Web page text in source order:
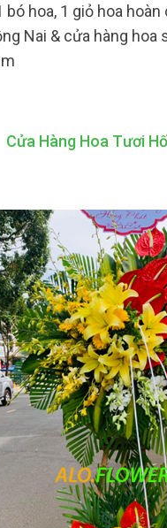
bó hoa, 1 giỏ hoa
Nai & cửa hàng hoa
Cửa Hàng Hoa Tươi